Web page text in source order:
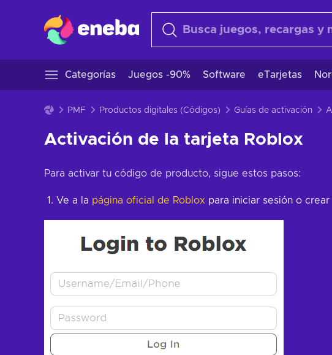
Categorías Juegos -90% Software eTarjetas
PMF Productos digitales (Códigos) Guías de activación
Activación de la tarjeta Roblox
Para activar tu código de producto, sigue estos pasos:
Ve a la página oficial de Roblox para iniciar sesión o crear